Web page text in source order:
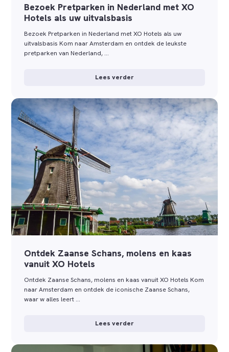
Bezoek Pretparken in Nederland met XO
Hotels als uw uitvalsbasis
Bezoek Pretparken in Nederland met XO Hotels als uw
uitvalsbasis Kom naar Amsterdam en ontdek de leukste
pretparken van Nederland, …
Lees verder
Ontdek Zaanse Schans, molens en kaas
vanuit XO Hotels
Ontdek Zaanse Schans, molens en kaas vanuit XO Hotels Kom
naar Amsterdam en ontdek de iconische Zaanse Schans,
waar w alles leert …
Lees verder